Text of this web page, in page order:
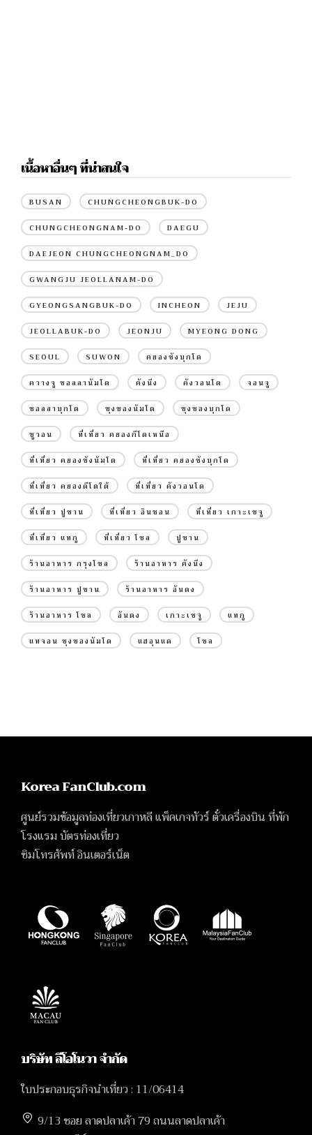
เนื้อหาอื่นๆ ที่น่าสนใจ
BUSAN CHUNGCHEONGBUK-DO
CHUNGCHEONGNAM-DO DAEGU
DAEJEON CHUNGCHEONGNAM_DO
GWANGJU JEOLLANAM-DO
GYEONGSANGBUK-DO INCHEON JEJU
JEOLLABUK-DO JEONJU MYEONG DONG
SEOUL SUWON คยองซังบุกโด
ควางจู ชอลลานัมโด คังนึง คังวอนโด จอนจู
ชอลลาบุกโด ชุงชองนัมโด ชุงชองบุกโด
ซูวอน ที่เที่ยว คยองกีโดเหนือ
ที่เที่ยว คยองซังนัมโด ที่เที่ยว คยองซังบุกโด
ที่เที่ยว คยองดีโดใต้ ที่เที่ยว คังวอนโด
ที่เที่ยว ปูซาน ที่เที่ยว อินชอน ที่เที่ยว เกาะเชจู
ที่เที่ยว แทกู ที่เที่ยว โซล ปูซาน
ร้านอาหาร กรุงโซล ร้านอาหาร คังนึง
ร้านอาหาร ปูซาน ร้านอาหาร อันดง
ร้านอาหาร โซล อันดง เกาะเชจู แทกู
แทจอน ชุงชองนัมโด แฮอุนแด โซล
Korea FanClub.com
ศูนย์รวมข้อมูลท่องเที่ยวเกาหลี แพ็คเกจทัวร์ ตั๋วเครื่องบิน ที่พัก
โรงแรม บัตรท่องเที่ยว
ซิมโทรศัพท์ อินเตอร์เน็ต
บริษัท ลีโอโนวา จำกัด
ใบประกอบธุรกิจนำเที่ยว : 11/06414
9/13 ซอย ลาดปลาเค้า 79 ถนนลาดปลาเค้า